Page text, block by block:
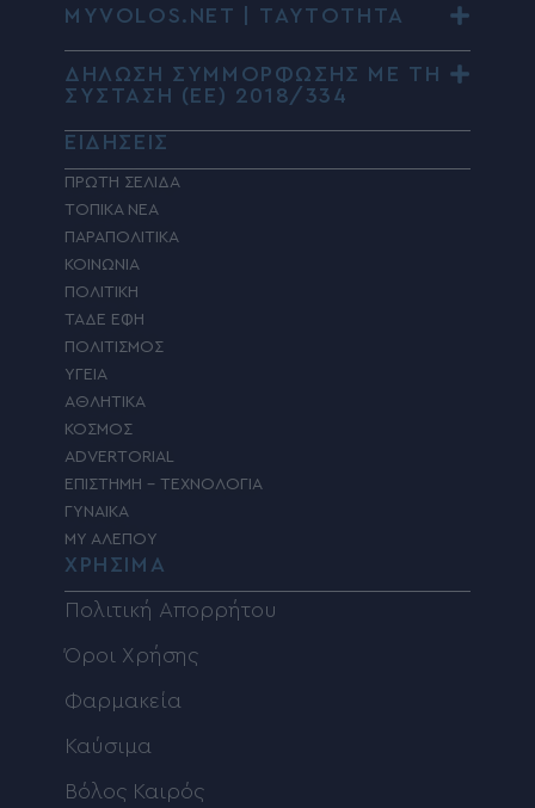
MYVOLOS.NET | ΤΑΥΤΟΤΗΤΑ
ΔΗΛΩΣΗ ΣΥΜΜΟΡΦΩΣΗΣ ΜΕ ΤΗ
ΣΥΣΤΑΣΗ (ΕΕ) 2018/334
ΕΙΔΗΣΕΙΣ
ΠΡΩΤΗ ΣΕΛΙΔΑ
ΤΟΠΙΚΑ ΝΕΑ
ΠΑΡΑΠΟΛΙΤΙΚΑ
ΚΟΙΝΩΝΙΑ
ΠΟΛΙΤΙΚΗ
ΤΑΔΕ ΕΦΗ
ΠΟΛΙΤΙΣΜΟΣ
ΥΓΕΙΑ
ΑΘΛΗΤΙΚΑ
ΚΟΣΜΟΣ
ADVERTORIAL
ΕΠΙΣΤΗΜΗ – ΤΕΧΝΟΛΟΓΙΑ
ΓΥΝΑΙΚΑ
MY ΑΛΕΠΟΥ
ΧΡΗΣΙΜΑ
Πολιτική Απορρήτου
Όροι Χρήσης
Φαρμακεία
Καύσιμα
Βόλος Καιρός